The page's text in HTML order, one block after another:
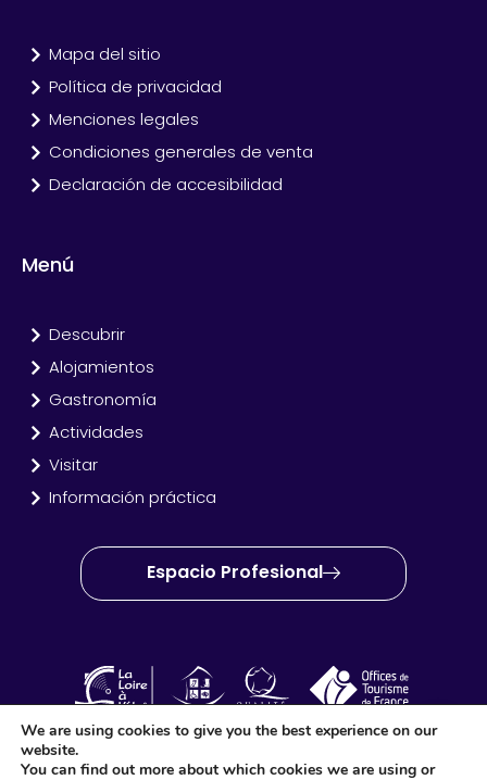
Mapa del sitio
Política de privacidad
Menciones legales
Condiciones generales de venta
Declaración de accesibilidad
Menú
Descubrir
Alojamientos
Gastronomía
Actividades
Visitar
Información práctica
Espacio Profesional
OT Amboise Val de Loire © 2025 – Sitio creado y producido
porIdéo Point Com
We are using cookies to give you the best experience on our
website.
You can find out more about which cookies we are using or